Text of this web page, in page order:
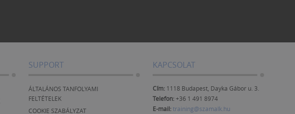
SUPPORT
ÁLTALÁNOS TANFOLYAMI
FELTÉTELEK
COOKIE SZABÁLYZAT
KAPCSOLAT
Cím: 1118 Budapest, Dayka Gábor u. 3.
Telefon:+36 1 491 8974
E-mail:training@szamalk.hu